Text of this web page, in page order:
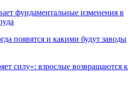
фундаментальные изменения в
силу»: взрослые возвращаются к